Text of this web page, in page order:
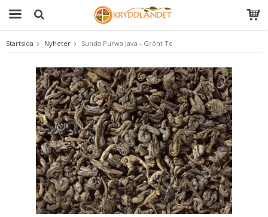
Produkten har blivit tillagd i varukorgen
Startsida Nyheter Sunda Purwa Java - Grönt Te